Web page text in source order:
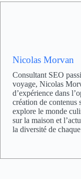
Nicolas Morvan
Consultant SEO
voyage, Nicolas
d’expérience dans
création de contenus
explore le monde
sur la maison et
la diversité de